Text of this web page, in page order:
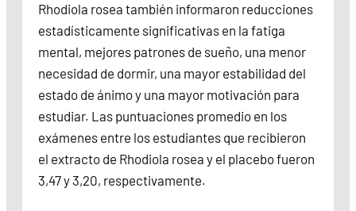
Rhodiola rosea también informaron reducciones
estadísticamente significativas en la fatiga
mental, mejores patrones de sueño, una menor
necesidad de dormir, una mayor estabilidad del
estado de ánimo y una mayor motivación para
estudiar. Las puntuaciones promedio en los
exámenes entre los estudiantes que recibieron
el extracto de Rhodiola rosea y el placebo fueron
3,47 y 3,20, respectivamente.